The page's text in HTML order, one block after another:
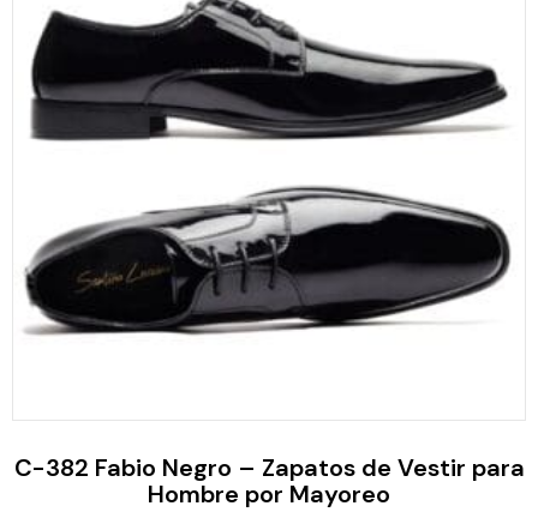
C-382 Fabio Negro – Zapatos de Vestir para
Hombre por Mayoreo